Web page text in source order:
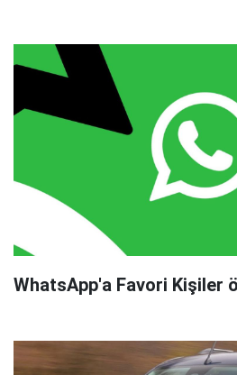
WhatsApp'a Favori Kişiler